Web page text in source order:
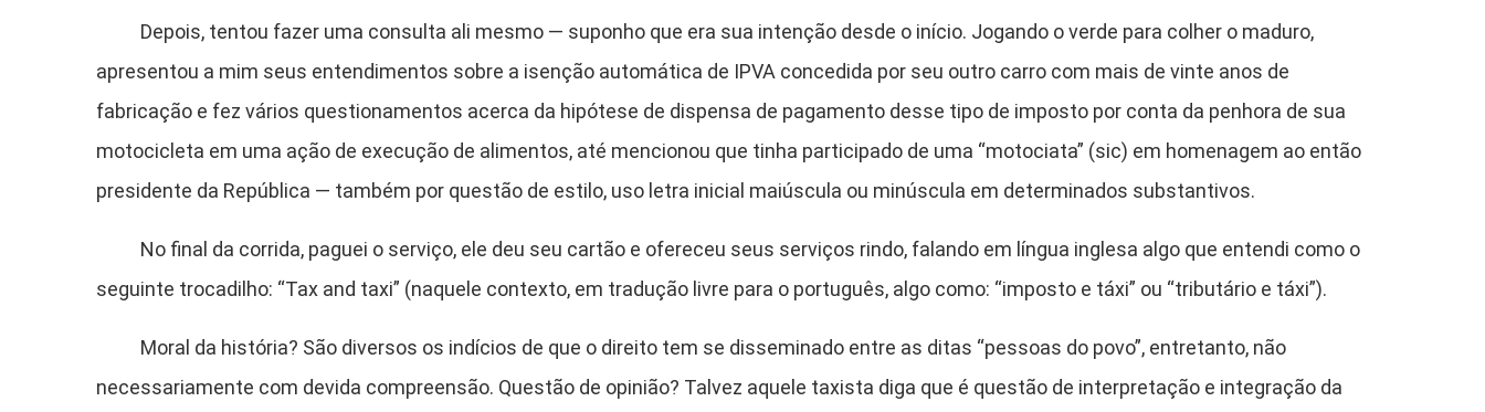
Depois, tentou fazer uma consulta ali mesmo — suponho que era sua intenção desde o início. Jogando o verde para colher o maduro,
apresentou a mim seus entendimentos sobre a isenção automática de IPVA concedida por seu outro carro com mais de vinte anos de
fabricação e fez vários questionamentos acerca da hipótese de dispensa de pagamento desse tipo de imposto por conta da penhora de sua
motocicleta em uma ação de execução de alimentos, até mencionou que tinha participado de uma “motociata” (sic) em homenagem ao então
presidente da República — também por questão de estilo, uso letra inicial maiúscula ou minúscula em determinados substantivos.
No final da corrida, paguei o serviço, ele deu seu cartão e ofereceu seus serviços rindo, falando em língua inglesa algo que entendi como o
seguinte trocadilho: “Tax and taxi” (naquele contexto, em tradução livre para o português, algo como: “imposto e táxi” ou “tributário e táxi”).
Moral da história? São diversos os indícios de que o direito tem se disseminado entre as ditas “pessoas do povo”, entretanto, não
necessariamente com devida compreensão. Questão de opinião? Talvez aquele taxista diga que é questão de interpretação e integração da